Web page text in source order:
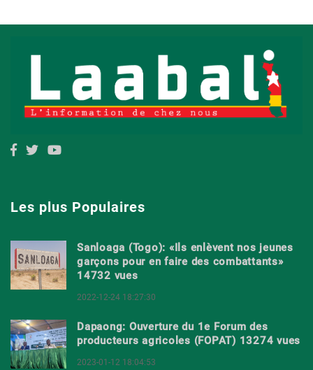
Les plus Populaires
Sanloaga (Togo): «Ils enlèvent nos jeunes
garçons pour en faire des combattants»
14732 vues
2022-12-24 18:27:30
Dapaong: Ouverture du 1e Forum des
producteurs agricoles (FOPAT) 13274 vues
2023-01-12 18:04:53